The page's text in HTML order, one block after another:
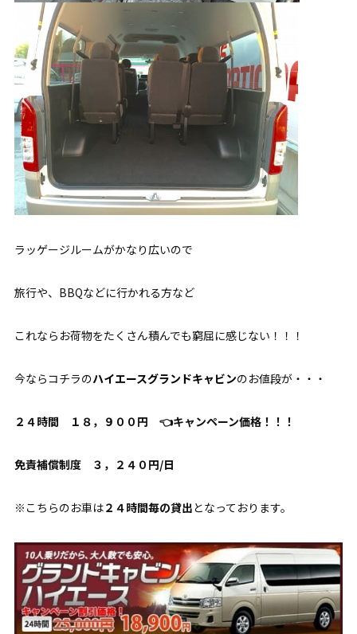
ラッゲージルームがかなり広いので
旅行や、BBQなどに行かれる方など
これならお荷物をたくさん積んでも窮屈に感じない！！！
今ならコチラのハイエースグランドキャビンのお値段が・・・
２４時間 １８，９００円 👈キャンペーン価格！！！
免責補償制度 ３，２４０円/日
※こちらのお車は２４時間毎の貸出となっております。